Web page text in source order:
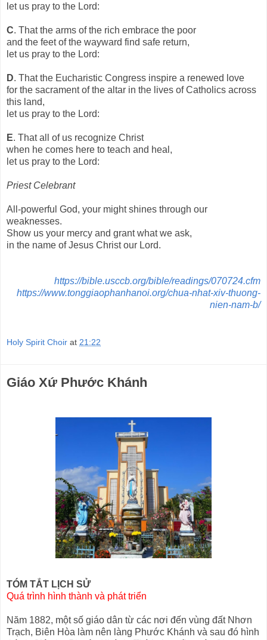
let us pray to the Lord:
C. That the arms of the rich embrace the poor
and the feet of the wayward find safe return,
let us pray to the Lord:
D. That the Eucharistic Congress inspire a renewed love
for the sacrament of the altar in the lives of Catholics across
this land,
let us pray to the Lord:
E. That all of us recognize Christ
when he comes here to teach and heal,
let us pray to the Lord:
Priest Celebrant
All-powerful God, your might shines through our
weaknesses.
Show us your mercy and grant what we ask,
in the name of Jesus Christ our Lord.
https://bible.usccb.org/bible/readings/070724.cfm
https://www.tonggiaophanhanoi.org/chua-nhat-xiv-thuong-
nien-nam-b/
Holy Spirit Choir at 21:22
Giáo Xứ Phước Khánh
TÓM TẮT LỊCH SỬ
Quá trình hình thành và phát triển
Năm 1882, một số giáo dân từ các nơi đến vùng đất Nhơn
Trạch, Biên Hòa làm nên làng Phước Khánh và sau đó hình